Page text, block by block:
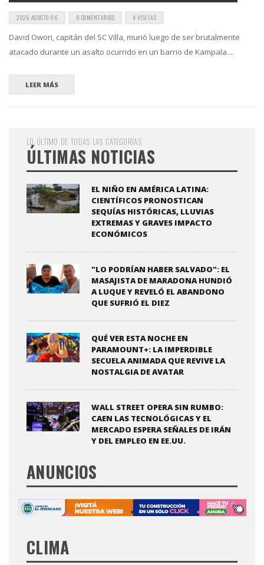
2026 AGOSTO 06 0 COMENTARIOS 4 VISITAS
David Owori, capitán del SC Villa, murió luego de ser brutalmente
atacado durante un asalto ocurrido en un barrio de Kampala....
LEER MÁS
LO ÚLTIMO DE TODAS LAS CATEGORÍAS
ÚLTIMAS NOTICIAS
EL NIÑO EN AMÉRICA LATINA:
CIENTÍFICOS PRONOSTICAN
SEQUÍAS HISTÓRICAS, LLUVIAS
EXTREMAS Y GRAVES IMPACTO
ECONÓMICOS
"LO PODRÍAN HABER SALVADO": EL
MASAJISTA DE MARADONA HUNDIÓ
A LUQUE Y REVELÓ EL ABANDONO
QUE SUFRIÓ EL DIEZ
QUÉ VER ESTA NOCHE EN
PARAMOUNT+: LA IMPERDIBLE
SECUELA ANIMADA QUE REVIVE LA
NOSTALGIA DE AVATAR
WALL STREET OPERA SIN RUMBO:
CAEN LAS TECNOLÓGICAS Y EL
MERCADO ESPERA SEÑALES DE IRÁN
Y DEL EMPLEO EN EE.UU.
ANUNCIOS
CLIMA